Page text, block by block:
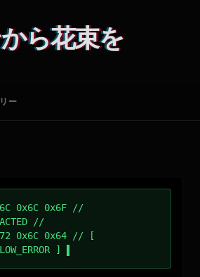
ら花束を
ー
0x6C 0x6F //
//
0x6C 0x64 // [
]